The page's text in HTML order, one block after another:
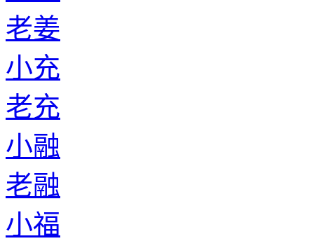
老姜
小充
老充
小融
老融
小福